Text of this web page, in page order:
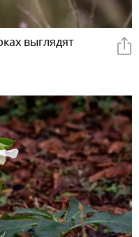
выглядят